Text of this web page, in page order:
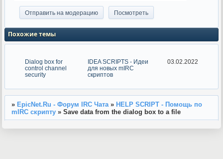
Похожие темы
Dialog box for
control channel
security
IDEA SCRIPTS - Идеи
для новых mIRC
скриптов
03.02.2022
» EpicNet.Ru - Форум IRC Чата » HELP SCRIPT - Помощь по
mIRC скрипту » Save data from the dialog box to a file